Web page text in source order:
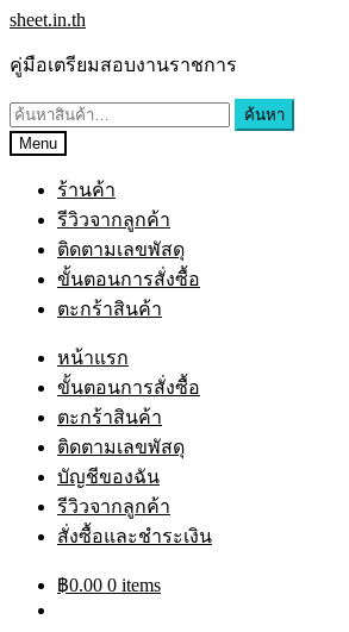
sheet.in.th
คู่มือเตรียมสอบงานราชการ
ค้นหา
Menu
ร้านค้า
รีวิวจากลูกค้า
ติดตามเลขพัสดุ
ขั้นตอนการสั่งซื้อ
ตะกร้าสินค้า
หน้าแรก
ขั้นตอนการสั่งซื้อ
ตะกร้าสินค้า
ติดตามเลขพัสดุ
บัญชีของฉัน
รีวิวจากลูกค้า
สั่งซื้อและชำระเงิน
฿0.00 0 items